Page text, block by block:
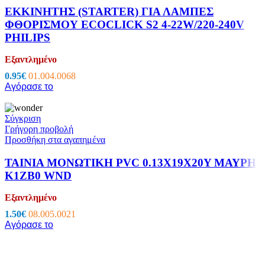
ΕΚΚΙΝΗΤΗΣ (STARTER) ΓΙΑ ΛΑΜΠΕΣ
ΦΘΟΡΙΣΜΟΥ ECOCLICK S2 4-22W/220-240V
PHILIPS
Εξαντλημένο
0.95€ 01.004.0068
Αγόρασε το
Σύγκριση
Γρήγορη προβολή
Προσθήκη στα αγαπημένα
ΤΑΙΝΙΑ ΜΟΝΩΤΙΚΗ PVC 0.13X19X20Y ΜΑΥΡΗ
K1ZB0 WND
Εξαντλημένο
1.50€ 08.005.0021
Αγόρασε το